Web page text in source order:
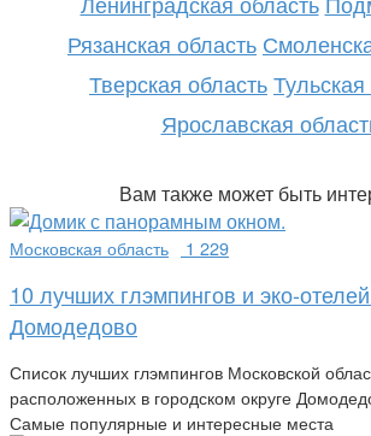
Рязанская область
Тверская область
Ярославская
Вам также может быть
Московская область 1 229
10 лучших глэмпингов и эко-
Домодедово
Список лучших глэмпингов Московской
расположенных в городском округе
Самые популярные и интересные места